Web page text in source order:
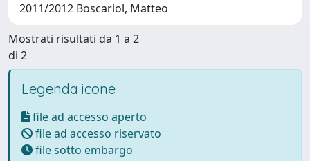
2011/2012 Boscariol, Matteo
Mostrati risultati da 1 a 2
di 2
Legenda icone
file ad accesso aperto
file ad accesso riservato
file sotto embargo